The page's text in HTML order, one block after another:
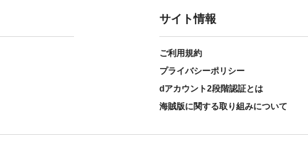
サイト情報
ご利用規約
プライバシーポリシー
dアカウント2段階認証とは
海賊版に関する取り組みについて